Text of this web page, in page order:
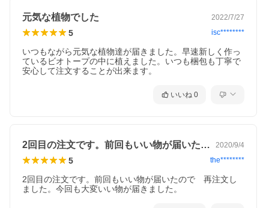
元気な植物でした 2022/7/27
5 isc********
いつもながら元気な植物達が届きました。早速新しく作っ
ているビオトープの中に植えました。いつも梱包も丁寧で
安心して注文することが出来ます。
いいね 0
2回目の注文です。前回もいい物が届いた… 2020/9/4
5 the********
2回目の注文です。前回もいい物が届いたので　再注文し
ました。今回も大変いい物が届きました。